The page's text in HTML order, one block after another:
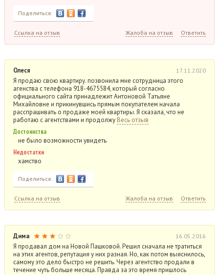
Поделиться:
Ссылка на отзыв Жалоба на отзыв Ответить
Олеся 17.11.2020
Я продаю свою квартиру. позвонила мне сотрудница этого
агенства с телефона 918-4675584, который согласно
официального сайта принадлежит Антоновой Татьяне
Михайловне и прикинувшись прямым покупателем начала
расспрашивать о продаже моей квартиры. Я сказала, что не
работаю с агентствами и продолжу Весь отзыв
Достоинства
не было возможности увидеть
Недостатки
хамство
Поделиться:
Ссылка на отзыв Жалоба на отзыв Ответить
Дима 16.05.2016
Я продавал дом на Новой Пашковой. Решил сначала не тратиться
на этих агентов, репутация у них разная. Но, как потом выяснилось,
самому это дело быстро не решить. Через агентство продали в
течение чуть больше месяца. Правда за это время пришлось